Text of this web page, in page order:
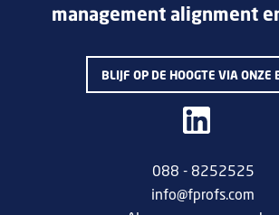
management alignment
BLIJF OP DE HOOGTE VIA ONZE
088 - 8252525
info@fprofs.com